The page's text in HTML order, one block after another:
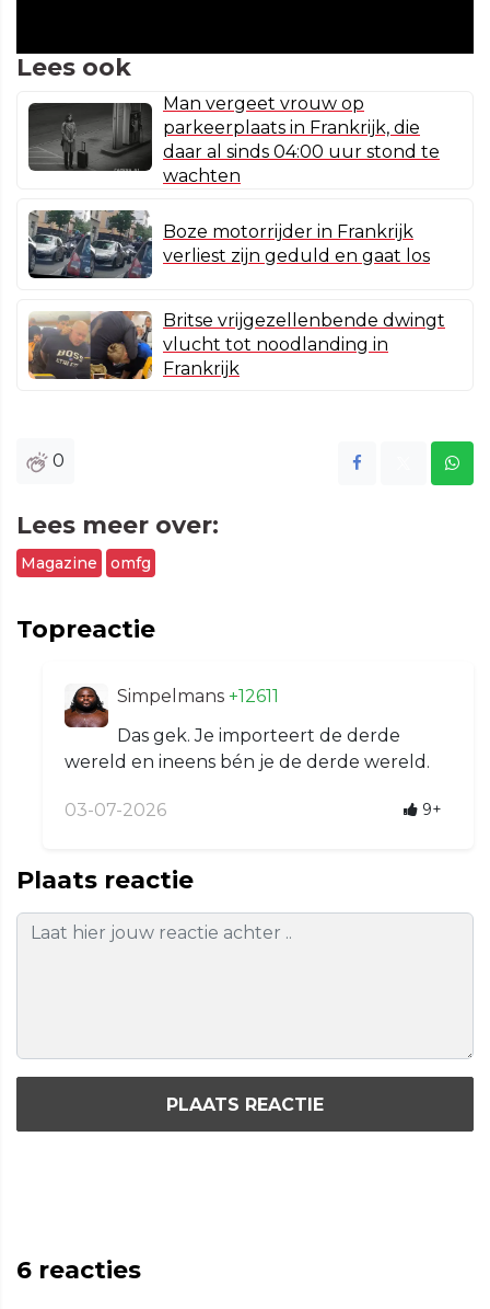
Lees ook
Man vergeet vrouw op
parkeerplaats in Frankrijk, die
daar al sinds 04:00 uur stond te
wachten
Boze motorrijder in Frankrijk
verliest zijn geduld en gaat los
Britse vrijgezellenbende dwingt
vlucht tot noodlanding in
Frankrijk
0
Lees meer over:
Magazine omfg
Topreactie
Simpelmans +12611
Das gek. Je importeert de derde
wereld en ineens bén je de derde wereld.
03-07-2026 9+
Plaats reactie
PLAATS REACTIE
6 reacties